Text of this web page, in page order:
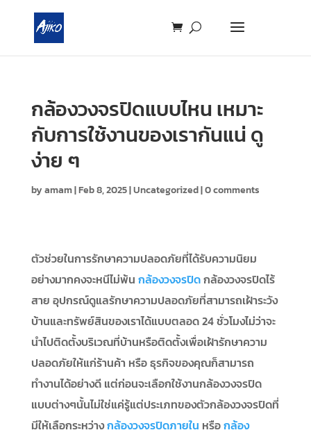
กล้องวงจรปิดแบบไหน เหมาะ
กับการใช้งานของเรากันแน่ ดู
ง่าย ๆ
byamam|Feb 8, 2025|Uncategorized|0 comments
ตัวช่วยในการรักษาความปลอดภัยที่ได้รับความนิยม
อย่างมากคงจะหนีไม่พ้น กล้องวงจรปิดกล้องวงจรปิดไร้
สาย อุปกรณ์ดูแลรักษาความปลอดภัยที่สามารถเฝ้าระวัง
บ้านและทรัพย์สินของเราได้แบบตลอด 24 ชั่วโมงไม่ว่าจะ
นำไปติดตั้งบริเวณที่บ้านหรือติดตั้งเพื่อเฝ้ารักษาความ
ปลอดภัยให้แก่ร้านค้า หรือ ธุรกิจของคุณก็สามารถ
ทำงานได้อย่างดี แต่ก่อนจะเลือกใช้งานกล้องวงจรปิด
แบบต่างๆนั้นไม่ใช่แค่รู้แต่ประเภทของตัวกล้องวงจรปิดที่
มีให้เลือกระหว่างกล้องวงจรปิดภายใน หรือกล้อง